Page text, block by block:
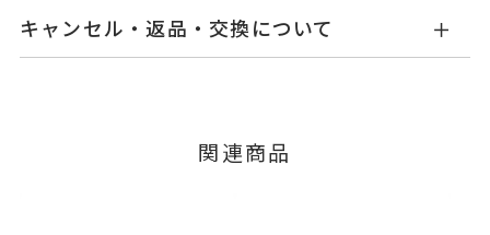
素材
Pt950
リングサイズ
#8～#23
サイズ直し ±2まで可
てご案内いたします。
詳しくはこちら
キャンセル・返品・交換について
ージの購入履歴一覧よりご注文状況をご確認いた
関連商品